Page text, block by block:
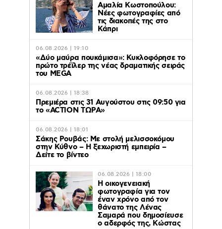
Αμαλία Κωστοπούλου:
Νέες φωτογραφίες από
τις διακοπές της στο
Κάπρι
06.08.2026 | 19:10
«Δύο μαύρα πουκάμισα»: Κυκλοφόρησε το
πρώτο τρέϊλερ της νέας δραματικής σειράς
του MEGA
06.08.2026 | 18:38
Πρεμιέρα στις 31 Αυγούστου στις 09:50 για
το «ACTION ΤΩΡΑ»
06.08.2026 | 18:01
Σάκης Ρουβάς: Με στολή μελισσοκόμου
στην Κύθνο – Η ξεχωριστή εμπειρία –
Δείτε το βίντεο
06.08.2026 | 18:00
Η οικογενειακή
φωτογραφία για τον
έναν χρόνο από τον
θάνατο της Λένας
Σαμαρά που δημοσίευσε
ο αδερφός της, Κώστας